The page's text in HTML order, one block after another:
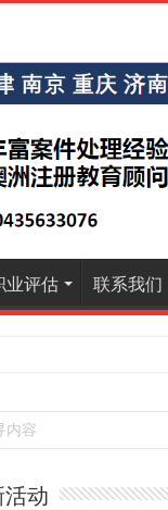
业评估 联系我们
活动